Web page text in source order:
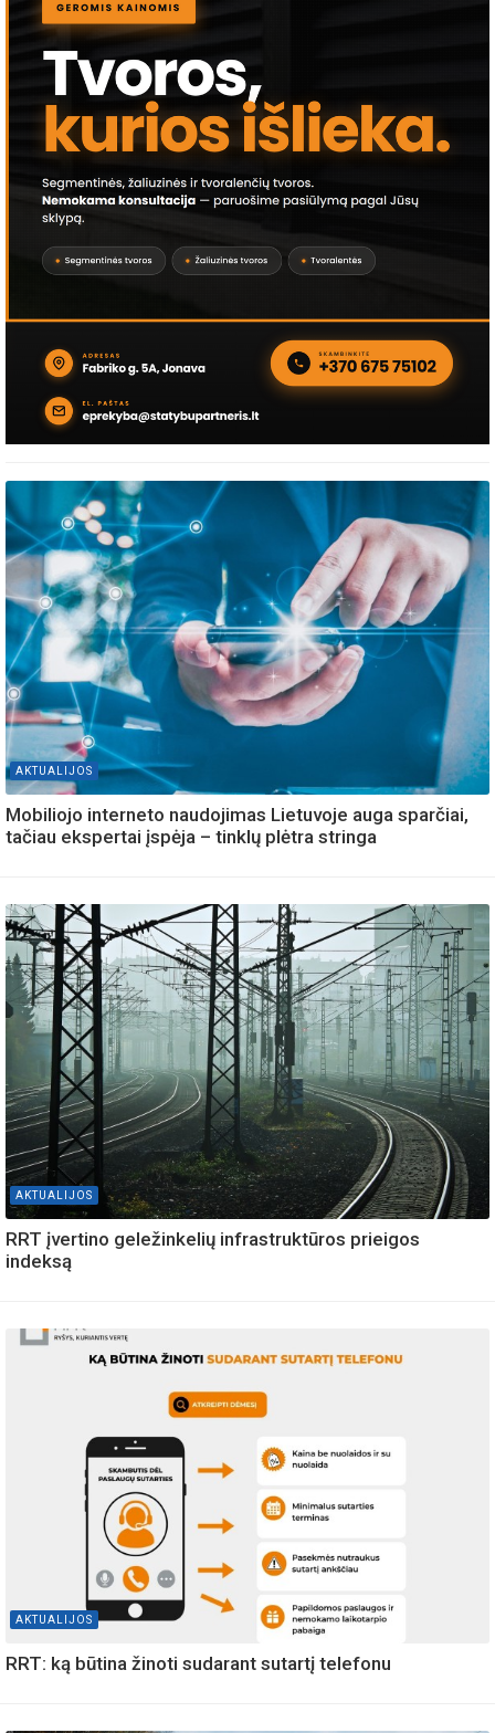
AKTUALIJOS
Mobiliojo interneto naudojimas Lietuvoje auga sparčiai,
tačiau ekspertai įspėja – tinklų plėtra stringa
AKTUALIJOS
RRT įvertino geležinkelių infrastruktūros prieigos
indeksą
AKTUALIJOS
RRT: ką būtina žinoti sudarant sutartį telefonu